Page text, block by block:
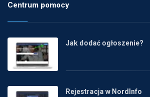
Centrum pomocy
Jak dodać ogłoszenie?
Rejestracja w NordInfo